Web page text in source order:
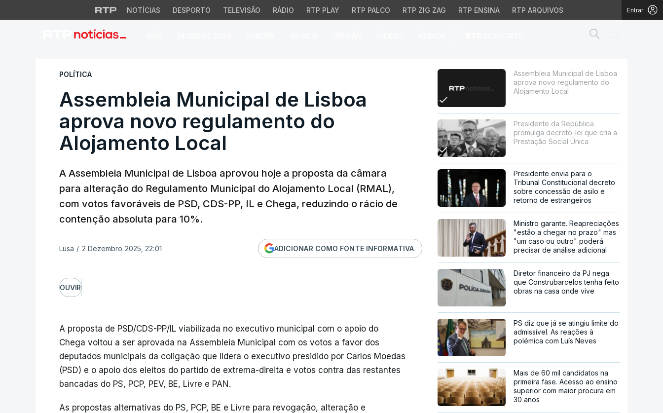
NOTÍCIAS DESPORTO TELEVISÃO RÁDIO RTP PLAY RTP PALCO RTP ZIG ZAG RTP ENSINA RTP ARQUIVOS Entrar
Assembleia Municipal de Lisboa aprova novo regulamento do
POLÍTICA
Assembleia Municipal de Lisboa
aprova novo regulamento do
Alojamento Local
A Assembleia Municipal de Lisboa aprovou hoje a proposta da câmara
para alteração do Regulamento Municipal do Alojamento Local (RMAL),
com votos favoráveis de PSD, CDS-PP, IL e Chega, reduzindo o rácio de
contenção absoluta para 10%.
Lusa / 2 Dezembro 2025, 22:01 ADICIONAR COMO FONTE INFORMATIVA
OUVIR
A proposta de PSD/CDS-PP/IL viabilizada no executivo municipal com o apoio do
Chega voltou a ser aprovada na Assembleia Municipal com os votos a favor dos
deputados municipais da coligação que lidera o executivo presidido por Carlos Moedas
(PSD) e o apoio dos eleitos do partido de extrema-direita e votos contra das restantes
bancadas do PS, PCP, PEV, BE, Livre e PAN.
As propostas alternativas do PS, PCP, BE e Livre para revogação, alteração e
Assembleia Municipal de Lisboa
aprova novo regulamento do
Alojamento Local
Presidente da República
promulga decreto-lei que cria a
Prestação Social Única
Presidente envia para o
Tribunal Constitucional decreto
sobre concessão de asilo e
retorno de estrangeiros
Ministro garante. Reapreciações
"estão a chegar no prazo" mas
"um caso ou outro" poderá
precisar de análise adicional
Diretor financeiro da PJ nega
que Construbarcelos tenha feito
obras na casa onde vive
PS diz que já se atingiu limite do
admissível. As reações à
polémica com Luís Neves
Mais de 60 mil candidatos na
primeira fase. Acesso ao ensino
superior com maior procura em
30 anos